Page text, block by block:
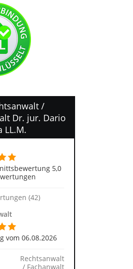
/
Dr. jur. Dario
LL.M.
5,0
(42)
vom 06.08.2026
Rechtsanwalt
/ Fachanwalt